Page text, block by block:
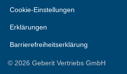
Cookie-Einstellungen
Erklärungen
Barrierefreiheitserklärung
© 2026 Geberit Vertriebs GmbH